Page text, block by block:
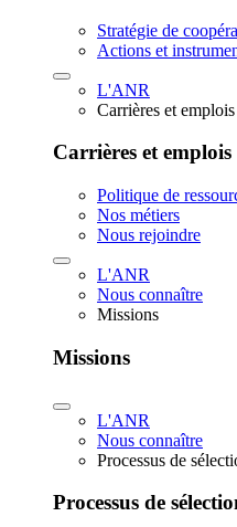
Stratégie de
Actions et
L'ANR
Carrières et emplois
Carrières et emplois
Politique de
Nos métiers
Nous rejoindre
L'ANR
Nous connaître
Missions
Missions
L'ANR
Nous connaître
Processus de
Processus de